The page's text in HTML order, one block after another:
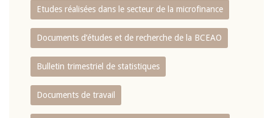
Etudes réalisées dans le secteur de la microfinance
Documents d’études et de recherche de la BCEAO
Bulletin trimestriel de statistiques
Documents de travail